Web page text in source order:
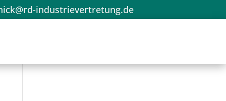
industrievertretung.de